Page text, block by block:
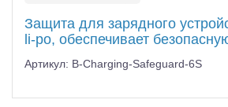
Защита для зарядного
li-po, обеспечивает
Артикул: B-Charging-Safeguard-6S